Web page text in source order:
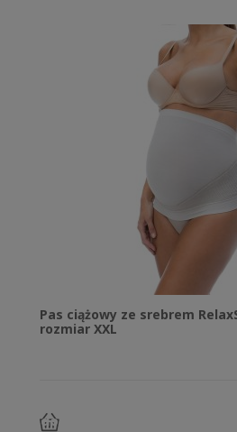
Pas ciążowy ze srebrem
rozmiar XXL
do